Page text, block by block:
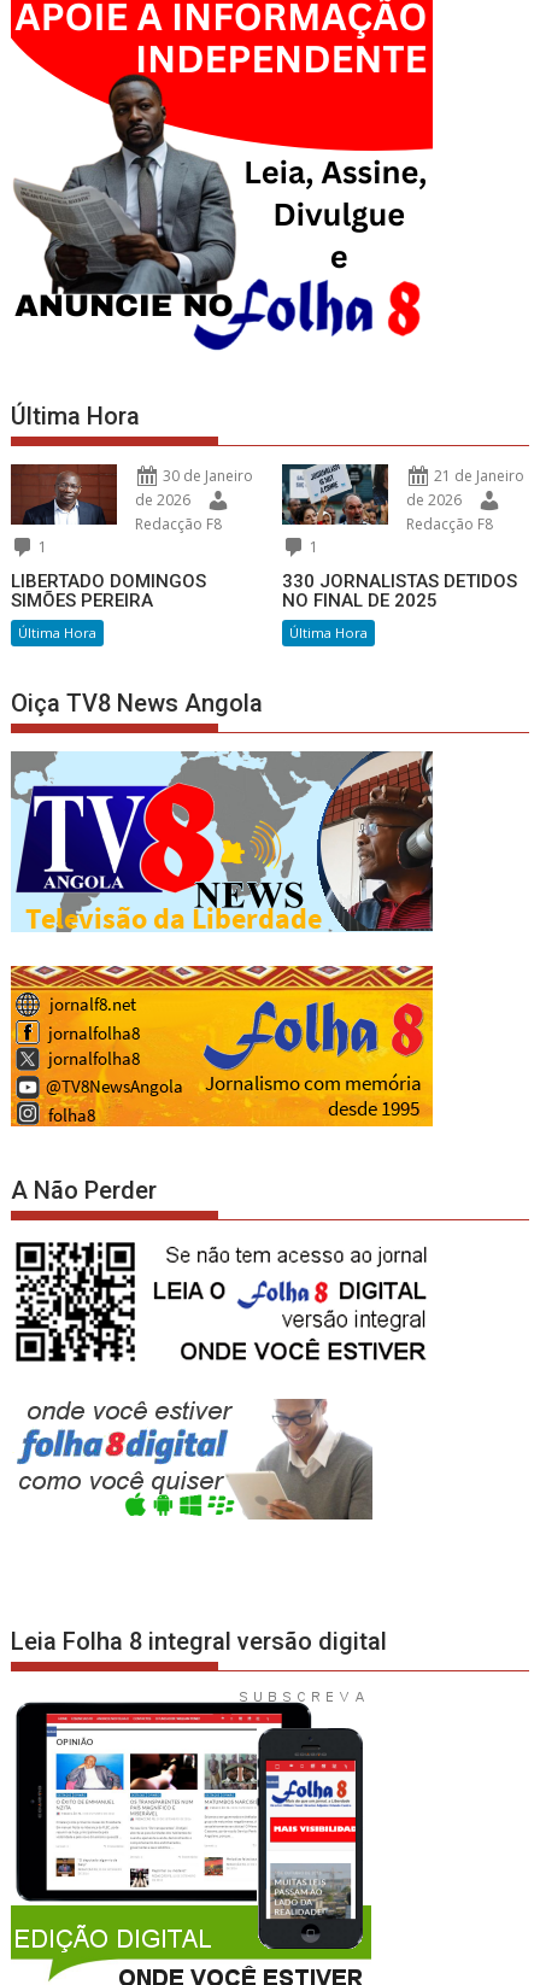
Última Hora
30 de Janeiro
de 2026
Redacção F8
1
LIBERTADO DOMINGOS
SIMÕES PEREIRA
Última Hora
21 de Janeiro
de 2026
Redacção F8
1
330 JORNALISTAS DETIDOS
NO FINAL DE 2025
Última Hora
Oiça TV8 News Angola
A Não Perder
Leia Folha 8 integral versão digital